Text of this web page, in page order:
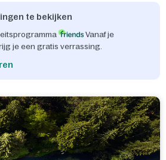
te bekijken
Vanaf je
je een gratis verrassing.